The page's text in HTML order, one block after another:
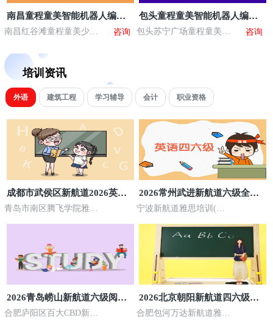
南昌童程童美智能机器人编程
兴趣班
南昌红谷滩童程童美少儿
咨询
包头童程童美智能机器人编程
学习班
包头苏宁广场童程童美少
咨询
培训资讯
外语 建筑工程 学习辅导 会计 职业资格
成都市武侯区新航道2026英语
四级预科暑期小班课程规
青岛市南区腾飞学院雅思
2026常州武进新航道六级全科
暑秋刷题集训班课时规划
宁波新航道雅思培训(北
2026青岛崂山新航道六级阅读
技巧暑期小班开课安排
合肥庐阳区百大CBD新航
2026北京朝阳新航道四六级线
上单科专项辅导师资明细
合肥包河万达新航道雅思